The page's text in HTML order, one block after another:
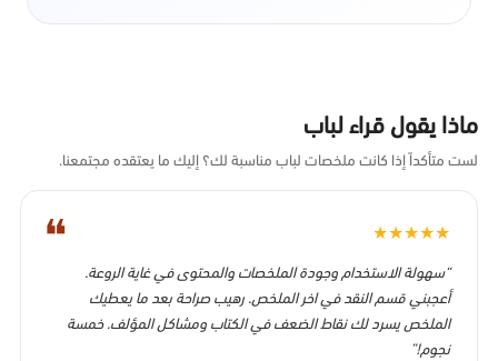
ماذا يقول قراء لباب
لست متأكداً إذا كانت ملخصات لباب مناسبة لك؟ إليك ما يعتقده مجتمعنا.
❝ ★
★
★
★
★
“سهولة الاستخدام وجودة الملخصات والمحتوى في غاية الروعة.
أعجبني قسم النقد في اخر الملخص. رهيب صراحة بعد ما يعطيك
الملخص يسرد لك نقاط الضعف في الكتاب ومشاكل المؤلف. خمسة
نجوم!”